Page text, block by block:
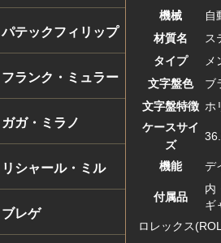
機械
自
材質名
ス
タイプ
メ
文字盤色
ブ
文字盤特徴 ホ
ケースサイ
ズ
機能 デ
付属品
内
ギ
ロレックス
パテックフィリップ
フランク・ミュラー
ガガ・ミラノ
リシャール・ミル
ブレゲ